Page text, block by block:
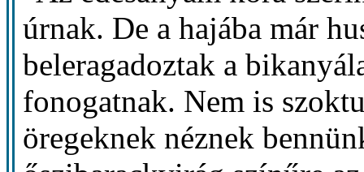
úrnak. De a hajába már
beleragadoztak a
fonogatnak. Nem is
öregeknek néznek